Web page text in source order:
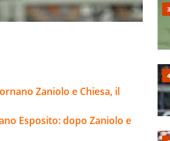
Zaniolo e Chiesa, il
Esposito: dopo Zaniolo e